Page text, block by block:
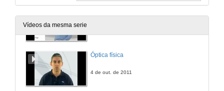
Vídeos da mesma serie
Óptica física
4 de out. de 2011